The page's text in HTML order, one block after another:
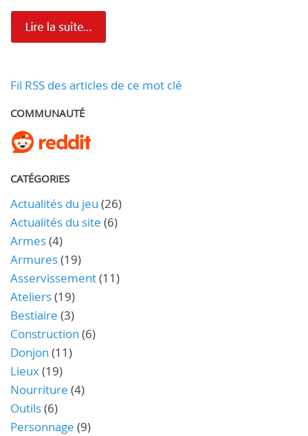
Fil RSS des articles de ce mot clé
COMMUNAUTÉ
CATÉGORIES
Actualités du jeu (26)
Actualités du site (6)
Armes(4)
Armures(19)
Asservissement(11)
Ateliers(19)
Bestiaire (3)
Construction (6)
Donjon (11)
Lieux(19)
Nourriture (4)
Outils(6)
Personnage (9)